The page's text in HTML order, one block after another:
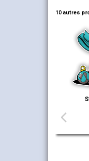
10 autres